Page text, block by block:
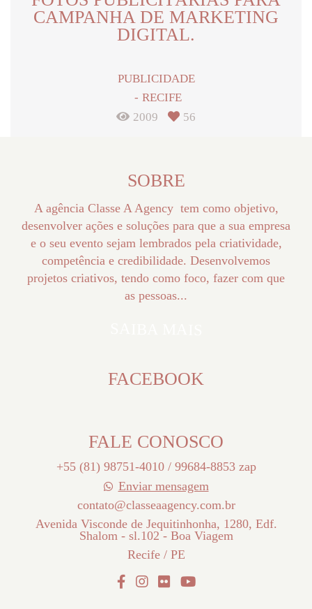
CAMPANHA DE MARKETING
DIGITAL.
PUBLICIDADE
RECIFE
2009
56
SOBRE
A agência Classe A Agency tem como objetivo,
desenvolver ações e soluções para que a sua empresa
e o seu evento sejam lembrados pela criatividade,
competência e credibilidade. Desenvolvemos
projetos criativos, tendo como foco, fazer com que
as pessoas...
FACEBOOK
FALE CONOSCO
+55 (81) 98751-4010 / 99684-8853 zap
Enviar mensagem
contato@classeaagency.com.br
Avenida Visconde de Jequitinhonha, 1280, Edf.
Shalom - sl.102 - Boa Viagem
Recife / PE